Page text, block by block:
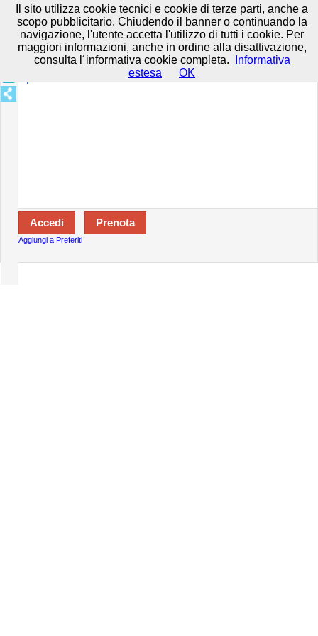
Prenota in tutta sicurezza con HTTPS All rights reserved. Privacy e
Cookie-Disclaimer-Termini d'uso
Specializzazioni:
Aggiungi a Preferiti
Il sito utilizza cookie tecnici e cookie di terze parti, anche a
scopo pubblicitario. Chiudendo il banner o continuando la
navigazione, l'utente accetta l'utilizzo di tutti i cookie. Per
maggiori informazioni, anche in ordine alla disattivazione,
consulta l´informativa cookie completa.
Informativa
estesa
OK